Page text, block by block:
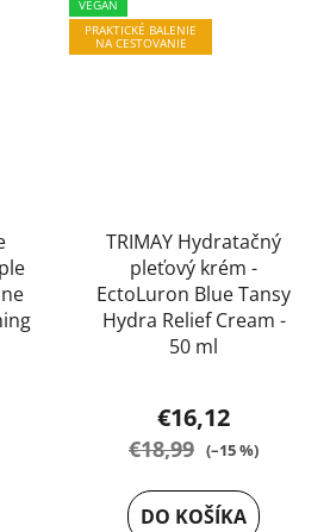
VEGAN
PRAKTICKÉ BALENIE
NA CESTOVANIE
TRIMAY Hydratačný
pleťový krém -
EctoLuron Blue Tansy
Hydra Relief Cream -
50 ml
€16,12
€18,99 (–15 %)
DO KOŠÍKA